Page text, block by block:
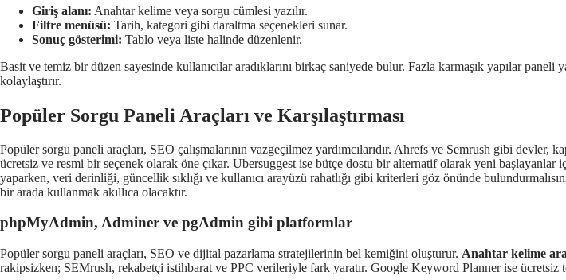
Giriş alanı: Anahtar kelime veya sorgu cümlesi yazılır.
Filtre menüsü: Tarih, kategori gibi daraltma seçenekleri sunar.
Sonuç gösterimi: Tablo veya liste halinde düzenlenir.
Basit ve temiz bir düzen sayesinde kullanıcılar aradıklarını birkaç saniyede bulur. Fazla karmaşık yapılar
kolaylaştırır.
Popüler Sorgu Paneli Araçları ve Karşılaştırması
Popüler sorgu paneli araçları, SEO çalışmalarının vazgeçilmez yardımcılarıdır. Ahrefs ve Semrush gibi
ücretsiz ve resmi bir seçenek olarak öne çıkar. Ubersuggest ise bütçe dostu bir alternatif olarak yeni başlayanlar
yaparken, veri derinliği, güncellik sıklığı ve kullanıcı arayüzü rahatlığı gibi kriterleri göz önünde
bir arada kullanmak akıllıca olacaktır.
phpMyAdmin, Adminer ve pgAdmin gibi platformlar
Popüler sorgu paneli araçları, SEO ve dijital pazarlama stratejilerinin bel kemiğini oluşturur. Anahtar kelime
rakipsizken; SEMrush, rekabetçi istihbarat ve PPC verileriyle fark yaratır. Google Keyword Planner ise ücretsiz